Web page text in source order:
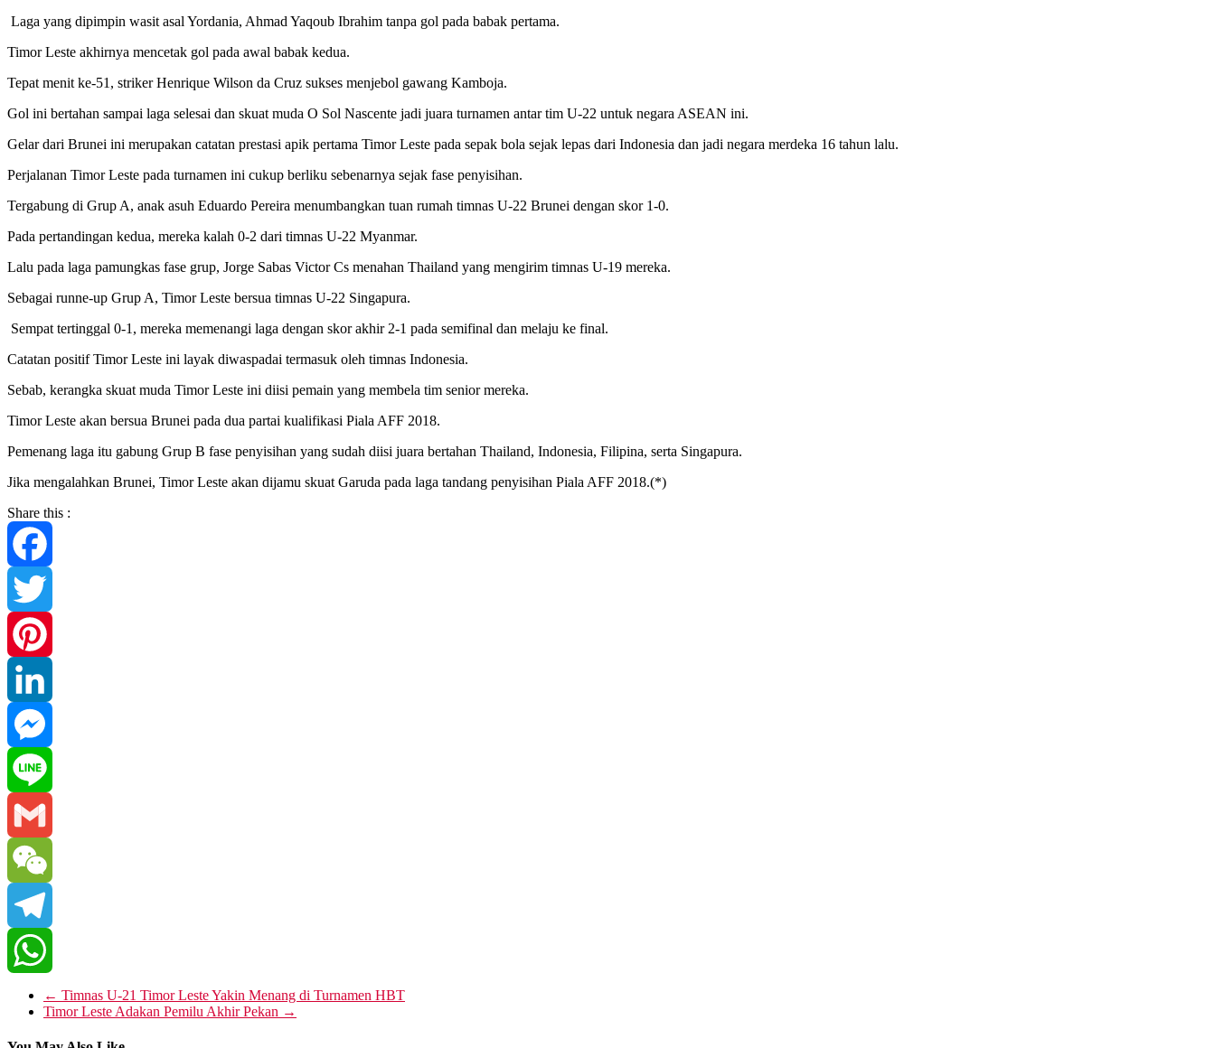
Laga yang dipimpin wasit asal Yordania, Ahmad Yaqoub Ibrahim tanpa gol pada babak pertama.
Timor Leste akhirnya mencetak gol pada awal babak kedua.
Tepat menit ke-51, striker Henrique Wilson da Cruz sukses menjebol gawang Kamboja.
Gol ini bertahan sampai laga selesai dan skuat muda O Sol Nascente jadi juara turnamen antar tim U-22 untuk negara ASEAN ini.
Gelar dari Brunei ini merupakan catatan prestasi apik pertama Timor Leste pada sepak bola sejak lepas dari Indonesia dan jadi negara merdeka 16 tahun lalu.
Perjalanan Timor Leste pada turnamen ini cukup berliku sebenarnya sejak fase penyisihan.
Tergabung di Grup A, anak asuh Eduardo Pereira menumbangkan tuan rumah timnas U-22 Brunei dengan skor 1-0.
Pada pertandingan kedua, mereka kalah 0-2 dari timnas U-22 Myanmar.
Lalu pada laga pamungkas fase grup, Jorge Sabas Victor Cs menahan Thailand yang mengirim timnas U-19 mereka.
Sebagai runne-up Grup A, Timor Leste bersua timnas U-22 Singapura.
Sempat tertinggal 0-1, mereka memenangi laga dengan skor akhir 2-1 pada semifinal dan melaju ke final.
Catatan positif Timor Leste ini layak diwaspadai termasuk oleh timnas Indonesia.
Sebab, kerangka skuat muda Timor Leste ini diisi pemain yang membela tim senior mereka.
Timor Leste akan bersua Brunei pada dua partai kualifikasi Piala AFF 2018.
Pemenang laga itu gabung Grup B fase penyisihan yang sudah diisi juara bertahan Thailand, Indonesia, Filipina, serta Singapura.
Jika mengalahkan Brunei, Timor Leste akan dijamu skuat Garuda pada laga tandang penyisihan Piala AFF 2018.(*)
Share this :
Facebook
Twitter
Pinterest
LinkedIn
Messenger
Line
Gmail
WeChat
Telegram
WhatsApp
← Timnas U-21 Timor Leste Yakin Menang di Turnamen HBT
Timor Leste Adakan Pemilu Akhir Pekan →